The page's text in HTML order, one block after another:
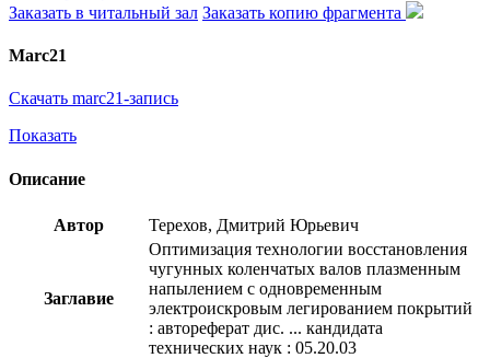
Заказать в читальный зал Заказать копию фрагмента
Marc21
Скачать marc21-запись
Показать
Описание
Автор Терехов, Дмитрий Юрьевич
Заглавие
Оптимизация технологии восстановления
чугунных коленчатых валов плазменным
напылением с одновременным
электроискровым легированием покрытий
: автореферат дис. ... кандидата
технических наук : 05.20.03